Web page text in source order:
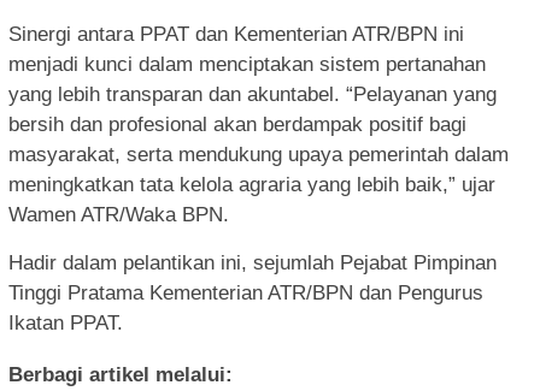
Sinergi antara PPAT dan Kementerian ATR/BPN ini
menjadi kunci dalam menciptakan sistem pertanahan
yang lebih transparan dan akuntabel. “Pelayanan yang
bersih dan profesional akan berdampak positif bagi
masyarakat, serta mendukung upaya pemerintah dalam
meningkatkan tata kelola agraria yang lebih baik,” ujar
Wamen ATR/Waka BPN.
Hadir dalam pelantikan ini, sejumlah Pejabat Pimpinan
Tinggi Pratama Kementerian ATR/BPN dan Pengurus
Ikatan PPAT.
Berbagi artikel melalui: